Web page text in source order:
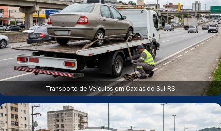
Transporte de Veículos em Caxias do Sul‑RS